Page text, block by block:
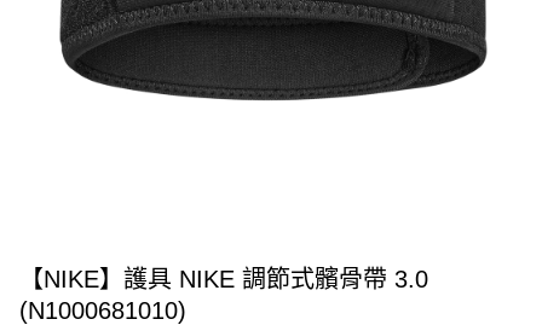
【NIKE】護具 NIKE 調節式髕骨帶 3.0
(N1000681010)